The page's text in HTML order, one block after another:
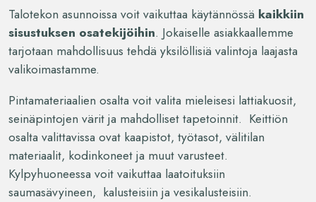
Talotekon asunnoissa voit vaikuttaa käytännössä kaikkiin
sisustuksen osatekijöihin. Jokaiselle asiakkaallemme
tarjotaan mahdollisuus tehdä yksilöllisiä valintoja laajasta
valikoimastamme.
Pintamateriaalien osalta voit valita mieleisesi lattiakuosit,
seinäpintojen värit ja mahdolliset tapetoinnit. Keittiön
osalta valittavissa ovat kaapistot, työtasot, välitilan
materiaalit, kodinkoneet ja muut varusteet.
Kylpyhuoneessa voit vaikuttaa laatoituksiin
saumasävyineen, kalusteisiin ja vesikalusteisiin.